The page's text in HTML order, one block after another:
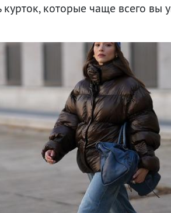
которые чаще всего вы